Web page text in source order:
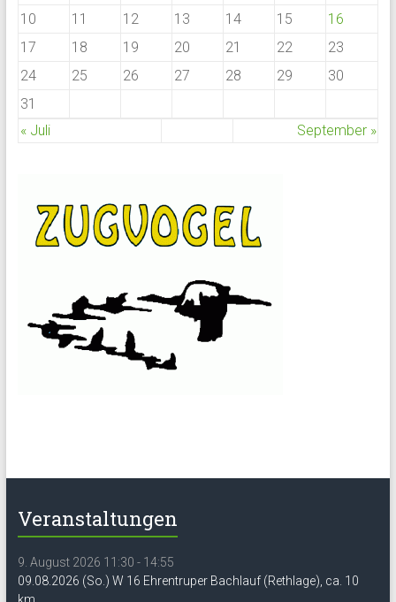
10
11 12 13 14 15
16
17
18 19 20 21 22
23
24
25 26 27 28 29
30
31
« Juli
September »
Veranstaltungen
9. August 2026 11:30 - 14:55
09.08.2026 (So.) W 16 Ehrentruper Bachlauf (Rethlage), ca. 10
km